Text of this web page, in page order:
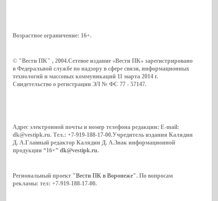
Возрастное ограничение: 16+.
© "Вести ПК" , 2004.Сетевое издание «Вести ПК» зарегистрировано
в Федеральной службе по надзору в сфере связи, информационных
технологий и массовых коммуникаций 11 марта 2014 г.
Свидетельство о регистрации ЭЛ № ФС 77 - 57147.
Адрес электронной почты и номер телефона редакции: E-mail:
dk@vestipk.ru. Тел.: +7-919-188-17-00.Учредитель издания Калядин
Д. А.Главный редактор Калядин Д. А.Знак информационной
продукции “16+”dk@vestipk.ru.
Региональный проект "Вести ПК в Воронеже". По вопросам
рекламы: тел: +7-919-188-17-00.